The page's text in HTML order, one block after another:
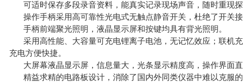
可适时保存多段录音资料，能真实记录现场声音，随时重现探
操作手柄采用高可靠性光电式无触点静音开关，杜绝了开关接
手柄前端聚光照明，液晶显示屏和按键均具有背光照明。
采用高性能、大容量可充电锂离子电池，无记忆效应；联机充
充电方便快捷。
大屏幕液晶显示屏，信息量大，光条显示精度高，操作界面直
精益求精的电路板设计，消除了国内外同类仪器中难以克服的